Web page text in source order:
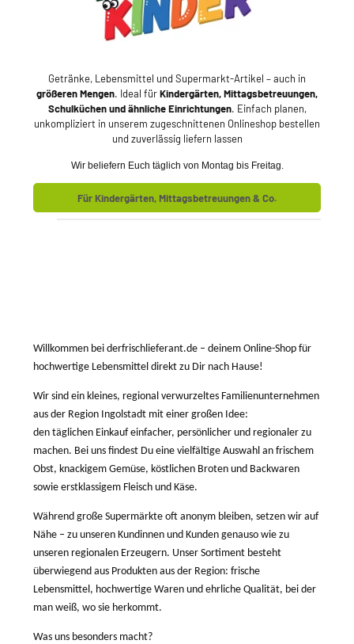
Getränke, Lebensmittel und Supermarkt-Artikel – auch in
größeren Mengen. Ideal fürKindergärten, Mittagsbetreuungen,
Schulküchen und ähnliche Einrichtungen. Einfach planen,
unkompliziert in unserem zugeschnittenen Onlineshop bestellen
und zuverlässig liefern lassen
Wir beliefern Euch täglich von Montag bis Freitag.
Für Kindergärten, Mittagsbetreuungen & Co.
Willkommen bei derfrischlieferant.de – deinem Online-Shop für
hochwertige Lebensmittel direkt zu Dir nach Hause!
Wir sind ein kleines, regional verwurzeltes Familienunternehmen
aus der Region Ingolstadt mit einer großen Idee:
den täglichen Einkauf einfacher, persönlicher und regionaler zu
machen. Bei uns findest Du eine vielfältige Auswahl an frischem
Obst, knackigem Gemüse, köstlichen Broten und Backwaren
sowie erstklassigem Fleisch und Käse.
Während große Supermärkte oft anonym bleiben, setzen wir auf
Nähe – zu unseren Kundinnen und Kunden genauso wie zu
unseren regionalen Erzeugern. Unser Sortiment besteht
überwiegend aus Produkten aus der Region: frische
Lebensmittel, hochwertige Waren und ehrliche Qualität, bei der
man weiß, wo sie herkommt.
Was uns besonders macht?